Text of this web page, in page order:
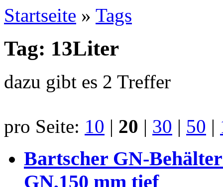
Startseite » Tags
Tag: 13Liter
dazu gibt es 2 Treffer
pro Seite: 10 | 20 | 30 | 50 |
Bartscher GN-
GN,150 mm tief